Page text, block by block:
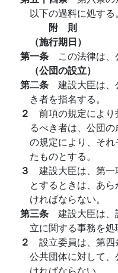
以下の過料に処する。
附 則
（施行期日）
第一条 この法律は、
（公団の設立）
第二条 建設大臣は
き者を指名する。
２ 前項の規定によ
るべき者は、公団
の規定により、そ
たものとする。
３ 建設大臣は、第
とするときは、あ
ければならない。
第三条 建設大臣は
立に関する事務を処
２ 設立委員は、第
公共団体に対して